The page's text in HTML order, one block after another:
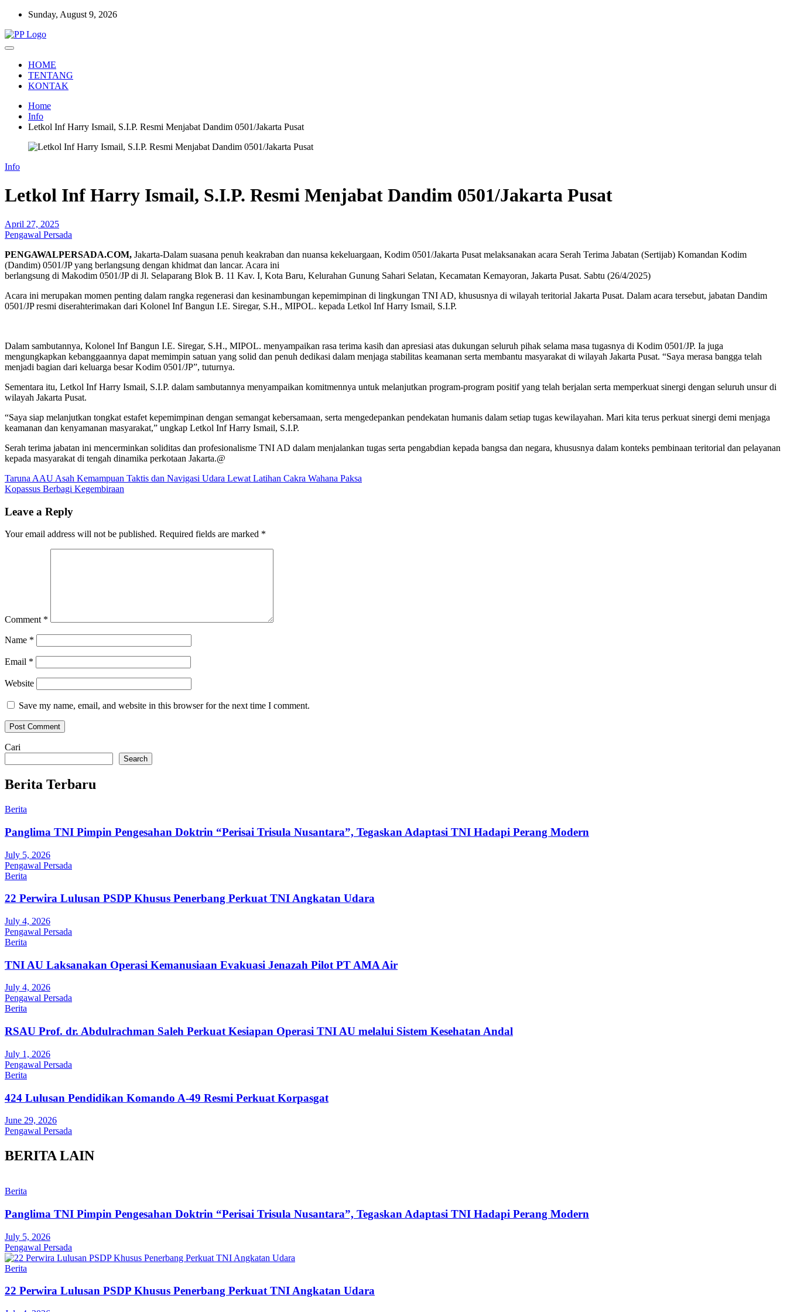
Skip
content
Sunday, August 9, 2026
Pengawal Persada
HOME
TENTANG
KONTAK
Home
Info
Letkol Inf Harry Ismail, S.I.P. Resmi Menjabat Dandim 0501/Jakarta Pusat
Info
Letkol Inf Harry Ismail, S.I.P. Resmi Menjabat Dandim 0501/Jakarta Pusat
April 27, 2025
Pengawal Persada
PENGAWALPERSADA.COM, Jakarta-Dalam suasana penuh keakraban dan nuansa kekeluargaan, Kodim 0501/Jakarta Pusat melaksanakan acara Serah Terima Jabatan (Sertijab) Komandan Kodim
(Dandim) 0501/JP yang berlangsung dengan khidmat dan lancar. Acara ini
berlangsung di Makodim 0501/JP di Jl. Selaparang Blok B. 11 Kav. I, Kota Baru, Kelurahan Gunung Sahari Selatan, Kecamatan Kemayoran, Jakarta Pusat. Sabtu (26/4/2025)
Acara ini merupakan momen penting dalam rangka regenerasi dan kesinambungan kepemimpinan di lingkungan TNI AD, khususnya di wilayah teritorial Jakarta Pusat. Dalam acara tersebut, jabatan Dandim
0501/JP resmi diserahterimakan dari Kolonel Inf Bangun I.E. Siregar, S.H., MIPOL. kepada Letkol Inf Harry Ismail, S.I.P.
Dalam sambutannya, Kolonel Inf Bangun I.E. Siregar, S.H., MIPOL. menyampaikan rasa terima kasih dan apresiasi atas dukungan seluruh pihak selama masa tugasnya di Kodim 0501/JP. Ia juga
mengungkapkan kebanggaannya dapat memimpin satuan yang solid dan penuh dedikasi dalam menjaga stabilitas keamanan serta membantu masyarakat di wilayah Jakarta Pusat. “Saya merasa bangga telah
menjadi bagian dari keluarga besar Kodim 0501/JP”, tuturnya.
Sementara itu, Letkol Inf Harry Ismail, S.I.P. dalam sambutannya menyampaikan komitmennya untuk melanjutkan program-program positif yang telah berjalan serta memperkuat sinergi dengan seluruh unsur di
wilayah Jakarta Pusat.
“Saya siap melanjutkan tongkat estafet kepemimpinan dengan semangat kebersamaan, serta mengedepankan pendekatan humanis dalam setiap tugas kewilayahan. Mari kita terus perkuat sinergi demi menjaga
keamanan dan kenyamanan masyarakat,” ungkap Letkol Inf Harry Ismail, S.I.P.
Serah terima jabatan ini mencerminkan soliditas dan profesionalisme TNI AD dalam menjalankan tugas serta pengabdian kepada bangsa dan negara, khususnya dalam konteks pembinaan teritorial dan pelayanan
kepada masyarakat di tengah dinamika perkotaan Jakarta.@
Post
navigation
Taruna AAU Asah Kemampuan Taktis dan Navigasi Udara Lewat Latihan Cakra Wahana Paksa
Kopassus Berbagi Kegembiraan
Leave a Reply
Your email address will not be published. Required fields are marked *
Comment *
Name *
Email *
Website
Save my name, email, and website in this browser for the next time I comment.
Cari
Search
Berita Terbaru
Berita
Panglima TNI Pimpin Pengesahan Doktrin “Perisai Trisula Nusantara”, Tegaskan Adaptasi TNI Hadapi Perang Modern
July 5, 2026
Pengawal Persada
Berita
22 Perwira Lulusan PSDP Khusus Penerbang Perkuat TNI Angkatan Udara
July 4, 2026
Pengawal Persada
Berita
TNI AU Laksanakan Operasi Kemanusiaan Evakuasi Jenazah Pilot PT AMA Air
July 4, 2026
Pengawal Persada
Berita
RSAU Prof. dr. Abdulrachman Saleh Perkuat Kesiapan Operasi TNI AU melalui Sistem Kesehatan Andal
July 1, 2026
Pengawal Persada
Berita
424 Lulusan Pendidikan Komando A-49 Resmi Perkuat Korpasgat
June 29, 2026
Pengawal Persada
BERITA LAIN
Berita
Panglima TNI Pimpin Pengesahan Doktrin “Perisai Trisula Nusantara”, Tegaskan Adaptasi TNI Hadapi Perang Modern
July 5, 2026
Pengawal Persada
Berita
22 Perwira Lulusan PSDP Khusus Penerbang Perkuat TNI Angkatan Udara